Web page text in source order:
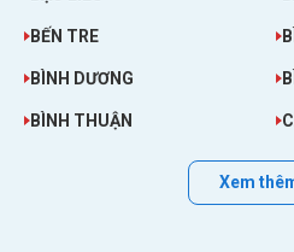
đặt thuê hoặc điền thông
chúng tôi.
Quý khách sẽ nhận
phát wifi 4G quốc tế
BẾN TRE
BÌNH DƯƠNG
BÌNH THUẬN
Xem